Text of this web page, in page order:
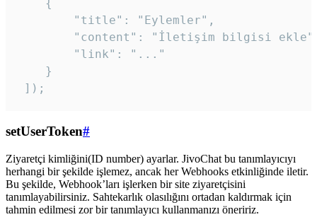
    {
        "title": "Eylemler",
"content": "İletişim bilgisi
        "link": "..."
    }
]);
setUserToken#
Ziyaretçi kimliğini(ID number) ayarlar. JivoChat bu tanımlayıcıyı
herhangi bir şekilde işlemez, ancak her Webhooks etkinliğinde iletir.
Bu şekilde, Webhook’ları işlerken bir site ziyaretçisini
tanımlayabilirsiniz. Sahtekarlık olasılığını ortadan kaldırmak için
tahmin edilmesi zor bir tanımlayıcı kullanmanızı öneririz.